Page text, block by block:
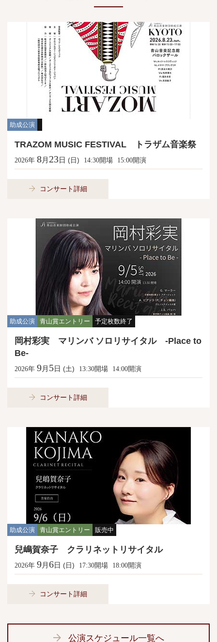
助成公演
TRAZOM MUSIC FESTIVAL トラザム音楽祭
2026年 8月 23日 (日) 14:30開場 15:00開演
コンサート詳細
助成公演 青山賞エントリー 予定枚数終了
岡村彩実 マリンバ ソロリサイタル -Place to
Be-
2026年 9月 5日 (土) 13:30開場 14:00開演
コンサート詳細
助成公演 青山賞エントリー 販売中
兒嶋賀奈子 クラリネットリサイタル
2026年 9月6日 (日) 17:30開場 18:00開演
コンサート詳細
公演スケジュール一覧へ